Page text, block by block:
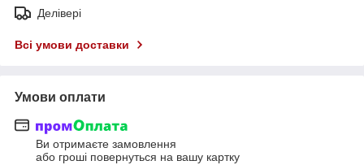
Делівері
Всі умови доставки
Умови оплати
Ви отримаєте замовлення
або гроші повернуться на вашу картку